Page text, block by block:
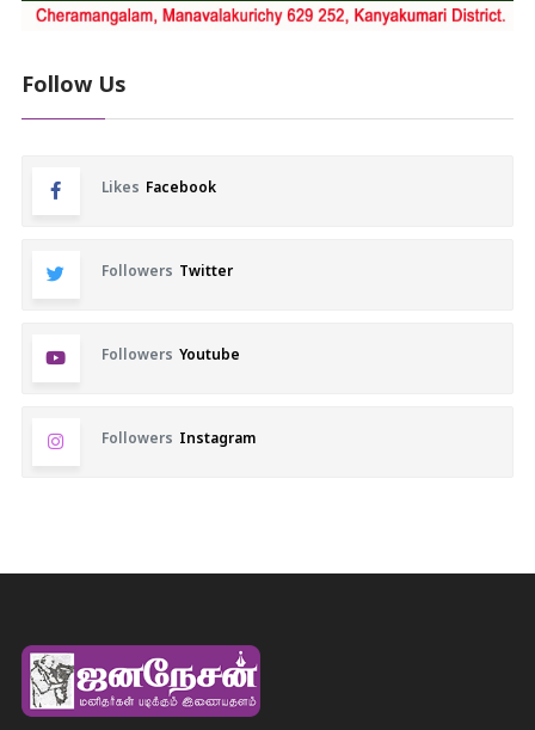
Follow Us
Likes Facebook
Followers Twitter
Followers Youtube
Followers Instagram